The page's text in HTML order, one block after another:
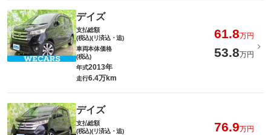
デイズ
支払総額
(税込)(リ済込・追)
61.8万円
車両本体価格
(税込)
53.8万円
年式2013年
走行6.4万km
デイズ
支払総額
(税込)(リ済込・追)
76.9万円